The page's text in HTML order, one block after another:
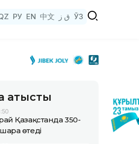
РУ EN 中文 ق ز ЎЗ
қатысты
Қазақстанда 350-
өтеді